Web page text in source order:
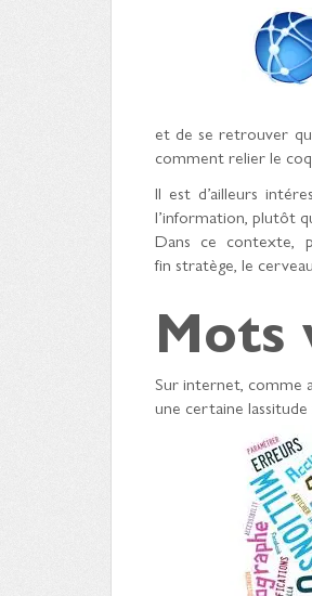
et de se retrouver
comment relier le
Il est d’ailleurs
l’information, plutôt
Dans ce contexte,
fin stratège, le
Mots
Sur internet, comme
une certaine